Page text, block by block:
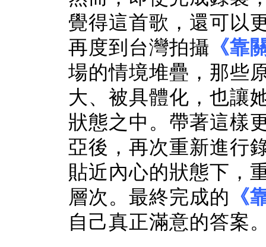
覺得這首歌，還可以
再度到台灣拍攝 《靠
場的情境堆疊，那些
大、被具體化，也讓
狀態之中。帶著這樣
亞後，再次重新進行
貼近內心的狀態下，
層次。最終完成的 《
自己真正滿意的答案